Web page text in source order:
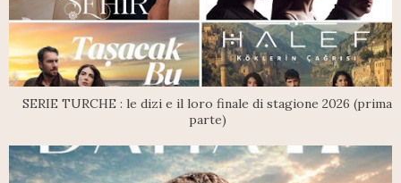
SERIE TURCHE : le dizi e il loro finale di stagione 2026 (prima
parte)